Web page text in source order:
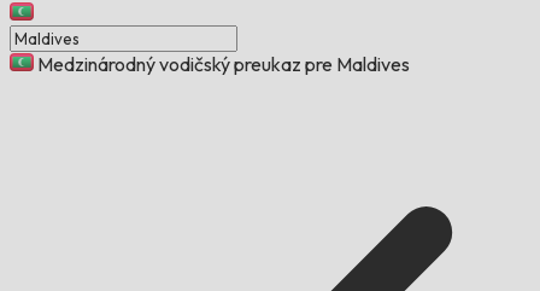
Medzinárodný vodičský preukaz pre Maldives